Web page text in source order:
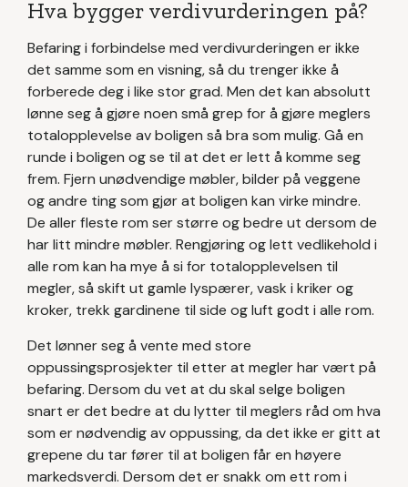
Hva bygger verdivurderingen på?
Befaring i forbindelse med verdivurderingen er ikke
det samme som en visning, så du trenger ikke å
forberede deg i like stor grad. Men det kan absolutt
lønne seg å gjøre noen små grep for å gjøre meglers
totalopplevelse av boligen så bra som mulig. Gå en
runde i boligen og se til at det er lett å komme seg
frem. Fjern unødvendige møbler, bilder på veggene
og andre ting som gjør at boligen kan virke mindre.
De aller fleste rom ser større og bedre ut dersom de
har litt mindre møbler. Rengjøring og lett vedlikehold i
alle rom kan ha mye å si for totalopplevelsen til
megler, så skift ut gamle lyspærer, vask i kriker og
kroker, trekk gardinene til side og luft godt i alle rom.
Det lønner seg å vente med store
oppussingsprosjekter til etter at megler har vært på
befaring. Dersom du vet at du skal selge boligen
snart er det bedre at du lytter til meglers råd om hva
som er nødvendig av oppussing, da det ikke er gitt at
grepene du tar fører til at boligen får en høyere
markedsverdi. Dersom det er snakk om ett rom i